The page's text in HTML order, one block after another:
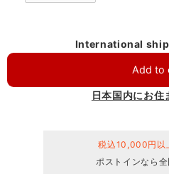
International
Add to
日本国内にお住
税込10,000円以
ポストインなら